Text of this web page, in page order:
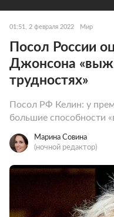
01:51, 2 февраля 2022 Мир
Посол России
Джонсона
трудностях»
Посол РФ Келин: у
большие способности
Марина Совина
(ночной редактор)